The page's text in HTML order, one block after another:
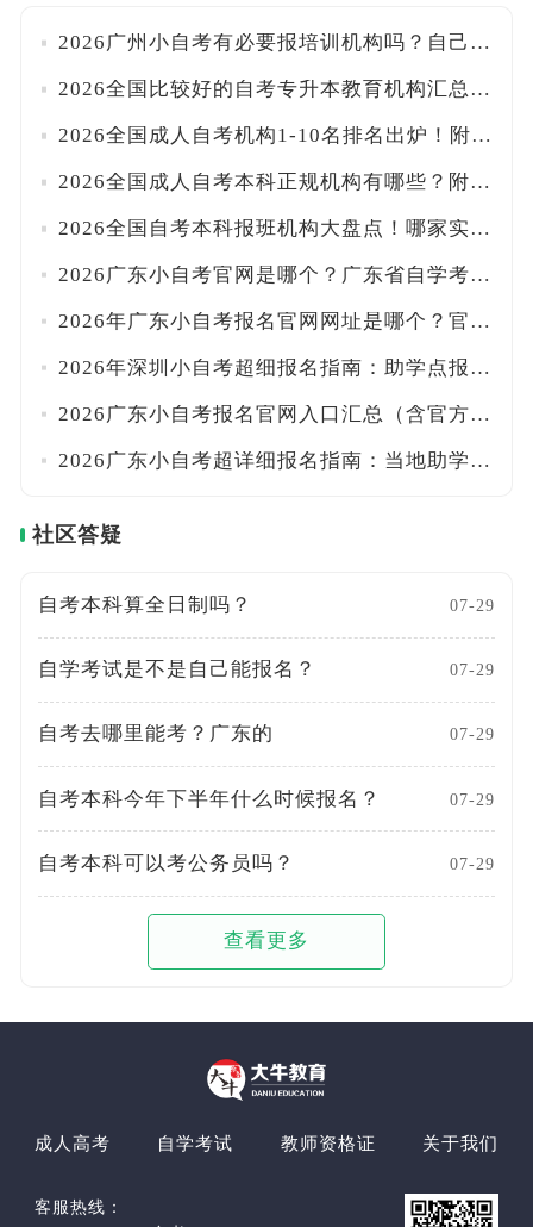
2026广州小自考有必要报培训机构吗？自己能报名吗？附官方入口与报考流程详解！
2026全国比较好的自考专升本教育机构汇总！附口碑甄别技巧与报班注意事项
2026全国成人自考机构1-10名排名出炉！附正规资质核查与避坑指南
2026全国成人自考本科正规机构有哪些？附各省办学许可查询入口及甄别方法
2026全国自考本科报班机构大盘点！哪家实力最强？附避坑挑选指南
2026广东小自考官网是哪个？广东省自学考试管理系统+助学点查找方法全汇总！一文搞定
2026年广东小自考报名官网网址是哪个？官方系统+正规助学点名单一览！！附报名路径
2026年深圳小自考超细报名指南：助学点报名入口+学费标准+统考校考时间详解！附流程
2026广东小自考报名官网入口汇总（含官方助学点、院校专业及学费明细）！一文搞定
2026广东小自考超详细报名指南：当地助学点+报考流程+费用全汇总！附校考时间安排
社区答疑
自考本科算全日制吗？ 07-29
自学考试是不是自己能报名？ 07-29
自考去哪里能考？广东的 07-29
自考本科今年下半年什么时候报名？ 07-29
自考本科可以考公务员吗？ 07-29
查看更多
成人高考 自学考试 教师资格证 关于我们
客服热线：